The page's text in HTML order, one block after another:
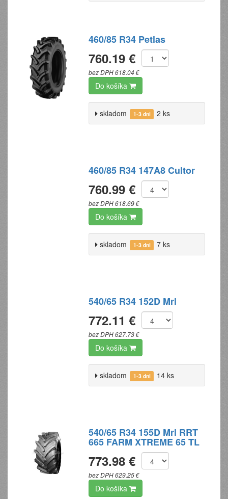
460/85 R34 Petlas
760.19 €
bez DPH 618.04 €
Do košíka
skladom 1-3 dni 2 ks
460/85 R34 147A8 Cultor
760.99 €
bez DPH 618.69 €
Do košíka
skladom 1-3 dni 7 ks
540/65 R34 152D Mrl
772.11 €
bez DPH 627.73 €
Do košíka
skladom 1-3 dni 14 ks
540/65 R34 155D Mrl RRT
665 FARM XTREME 65 TL
773.98 €
bez DPH 629.25 €
Do košíka